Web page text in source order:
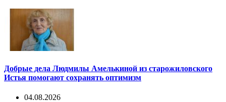
Добрые дела Людмилы Амелькиной из старожиловского
Истья помогают сохранять оптимизм
04.08.2026